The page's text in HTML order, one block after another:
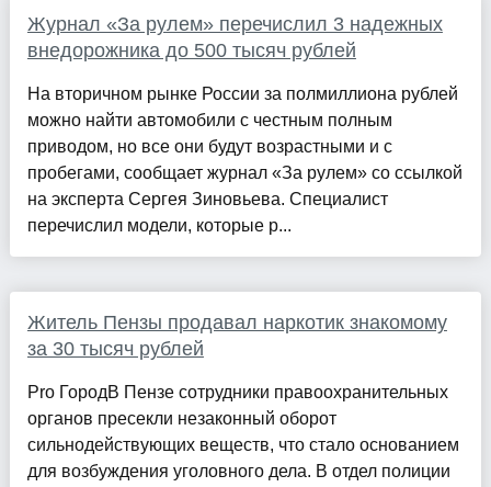
Журнал «За рулем» перечислил 3 надежных
внедорожника до 500 тысяч рублей
На вторичном рынке России за полмиллиона рублей
можно найти автомобили с честным полным
приводом, но все они будут возрастными и с
пробегами, сообщает журнал «За рулем» со ссылкой
на эксперта Сергея Зиновьева. Специалист
перечислил модели, которые р...
Житель Пензы продавал наркотик знакомому
за 30 тысяч рублей
Pro ГородВ Пензе сотрудники правоохранительных
органов пресекли незаконный оборот
сильнодействующих веществ, что стало основанием
для возбуждения уголовного дела. В отдел полиции